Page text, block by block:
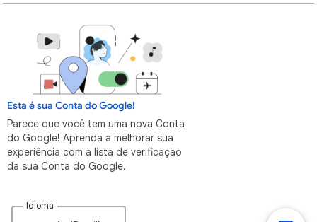
Esta é sua Conta do Google!
Parece que você tem uma nova Conta
do Google! Aprenda a melhorar sua
experiência com a lista de verificação
da sua Conta do Google.
Idioma